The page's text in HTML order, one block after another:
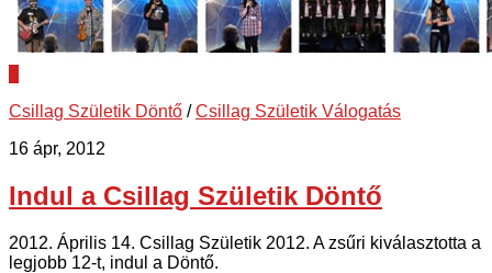
Csillag Születik Döntő /Csillag Születik Válogatás
16 ápr, 2012
Indul a Csillag Születik Döntő
2012. Április 14. Csillag Születik 2012. A zsűri kiválasztotta a
legjobb 12-t, indul a Döntő.